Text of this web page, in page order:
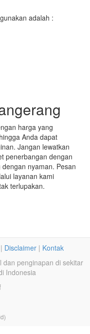
adalah :
harga yang
Anda dapat
Jangan lewatkan
penerbangan dengan
nyaman. Pesan
layanan kami
terlupakan.
| Disclaimer | Kontak
dan penginapan di sekitar
Indonesia